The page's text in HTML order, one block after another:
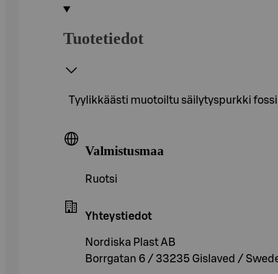
Tuotetiedot
Tyylikkäästi muotoiltu säilytyspurkki
Valmistusmaa
Ruotsi
Yhteystiedot
Nordiska Plast AB
Borrgatan 6 / 33235 Gislaved /